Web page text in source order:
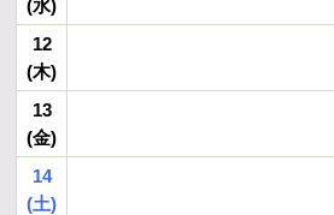
(水)
12
(木)
13
(金)
14
(土)